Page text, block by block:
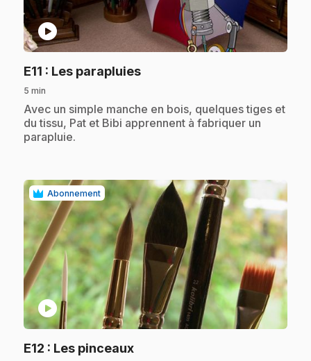
play_circle
E11 : Les parapluies.
5 min
.Avec un simple manche en bois, quelques tiges et
du tissu, Pat et Bibi apprennent à fabriquer un
parapluie.
Abonnement
play_circle
E12 : Les pinceaux.